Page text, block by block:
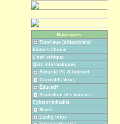
Rubriques
Tutoriaux (didacticiels)
Editors Choice
L'oeil critique
Quiz informatiques
Sécurité PC & Internet
Correctifs Virus
Éducatif
Protection des mineurs
Cybercriminalité
Mausi
Luxbg Infos